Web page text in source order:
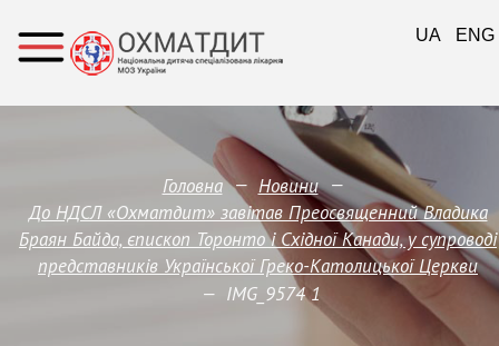
Головна — Новини —
До НДСЛ «Охматдит» завітав Преосвященний Владика
Браян Байда, єпископ Торонто і Східної Канади, у супроводі
представників Української Греко-Католицької Церкви
— IMG_9574 1
UA ENG